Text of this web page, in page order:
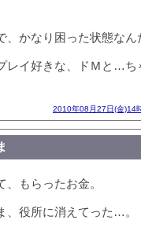
、かなり困った状態な
レイ好きな、ドＭと…ち
2010年08月27日(金)14
もらったお金。
、役所に消えてった…。